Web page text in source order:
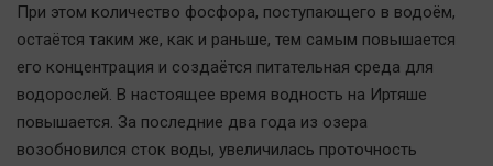
При этом количество фосфора, поступающего в водоём,
остаётся таким же, как и раньше, тем самым повышается
его концентрация и создаётся питательная среда для
водорослей. В настоящее время водность на Иртяше
повышается. За последние два года из озера
возобновился сток воды, увеличилась проточность